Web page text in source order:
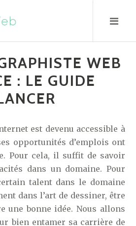
WEB
: LE GUIDE
est devenu accessible à
opportunités d’emplois ont
Pour cela, il suffit de savoir
dans un domaine. Pour
talent dans le domaine
dans l’art de dessiner, être
une bonne idée. Nous allons
bien entamer sa carrière de